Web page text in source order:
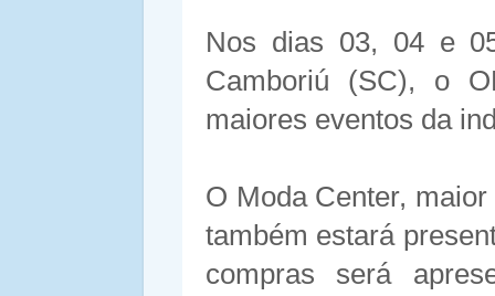
Nos dias 03, 04 e
Camboriú (SC), o
maiores eventos da
O Moda Center,
também estará
compras será